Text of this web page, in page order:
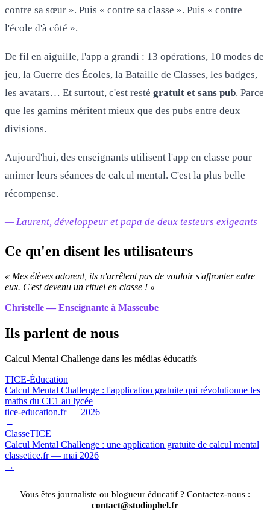
contre sa sœur ». Puis « contre sa classe ». Puis « contre
l'école d'à côté ».
De fil en aiguille, l'app a grandi : 13 opérations, 10 modes de
jeu, la Guerre des Écoles, la Bataille de Classes, les badges,
les avatars… Et surtout, c'est resté gratuit et sans pub. Parce
que les gamins méritent mieux que des pubs entre deux
divisions.
Aujourd'hui, des enseignants utilisent l'app en classe pour
animer leurs séances de calcul mental. C'est la plus belle
récompense.
— Laurent, développeur et papa de deux testeurs exigeants
Ce qu'en disent les utilisateurs
« Mes élèves adorent, ils n'arrêtent pas de vouloir s'affronter entre
eux. C'est devenu un rituel en classe ! »
Christelle — Enseignante à Masseube
Ils parlent de nous
Calcul Mental Challenge dans les médias éducatifs
TICE-Éducation
Calcul Mental Challenge : l'application gratuite qui révolutionne les
maths du CE1 au lycée
tice-education.fr — 2026
→
ClasseTICE
Calcul Mental Challenge : une application gratuite de calcul mental
classetice.fr — mai 2026
→
Vous êtes journaliste ou blogueur éducatif ? Contactez-nous :
contact@studiophel.fr